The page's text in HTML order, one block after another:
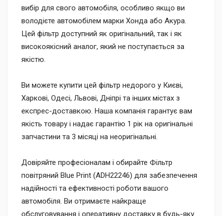
вибір для свого автомобіля, особливо якщо ви
володієте автомобілем марки Хонда або Акура.
Цей фільтр доступний як оригінальний, так і як
високоякісний аналог, який не поступається за
якістю.
Ви можете купити цей фільтр недорого у Києві,
Харкові, Одесі, Львові, Дніпрі та інших містах з
експрес-доставкою. Наша компанія гарантує вам
якість товару і надає гарантію 1 рік на оригінальні
запчастини та 3 місяці на неоригінальні.
Довіряйте професіоналам і обирайте Фільтр
повітряний Blue Print (ADH22246) для забезпечення
надійності та ефективності роботи вашого
автомобіля. Ви отримаєте найкраще
обслуговування і оперативну доставку в будь-яку